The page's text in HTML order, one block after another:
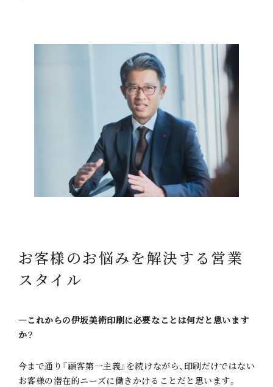
企業情報
採用情報
お問い合わせ
お客様のお悩みを解決する 営業
スタイル
―これからの伊坂美術印刷に必要なことは何だと思います
か？
今まで通り『顧客第一主義』を続けながら、印刷だけではない
お客様の潜在的ニーズに働きかけることだと思います。